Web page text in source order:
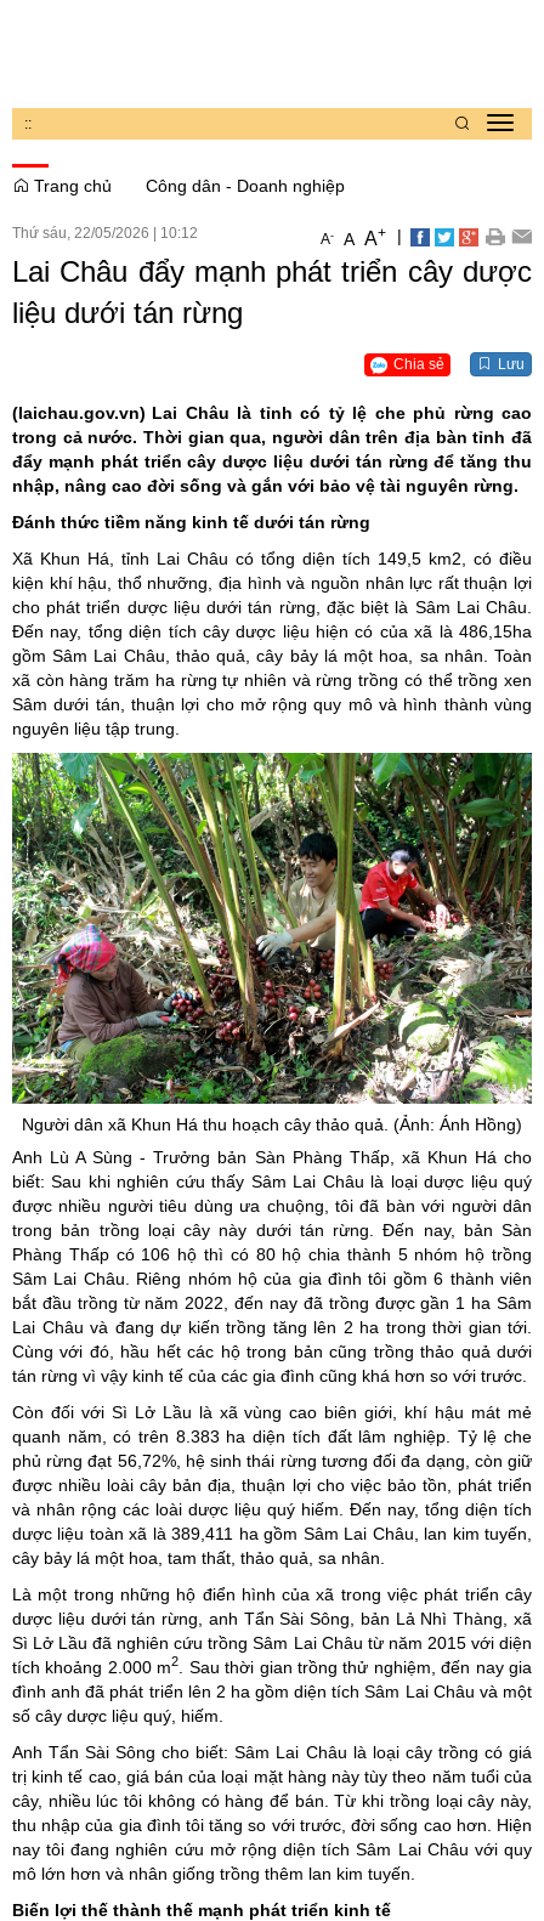
::
Trang chủ
Công dân - Doanh nghiệp
Thứ sáu, 22/05/2026 10:12 A- A A+ |
Lai Châu đẩy mạnh phát triển cây dược
liệu dưới tán rừng
Chia sẻ Lưu
(laichau.gov.vn) Lai Châu là tỉnh có tỷ lệ che phủ rừng cao
trong cả nước. Thời gian qua, người dân trên địa bàn tỉnh đã
đẩy mạnh phát triển cây dược liệu dưới tán rừng để tăng thu
nhập, nâng cao đời sống và gắn với bảo vệ tài nguyên rừng.
Đánh thức tiềm năng kinh tế dưới tán rừng
Xã Khun Há, tỉnh Lai Châu có tổng diện tích 149,5 km2, có điều
kiện khí hậu, thổ nhưỡng, địa hình và nguồn nhân lực rất thuận lợi
cho phát triển dược liệu dưới tán rừng, đặc biệt là Sâm Lai Châu.
Đến nay, tổng diện tích cây dược liệu hiện có của xã là 486,15ha
gồm Sâm Lai Châu, thảo quả, cây bảy lá một hoa, sa nhân. Toàn
xã còn hàng trăm ha rừng tự nhiên và rừng trồng có thể trồng xen
Sâm dưới tán, thuận lợi cho mở rộng quy mô và hình thành vùng
nguyên liệu tập trung.
Người dân xã Khun Há thu hoạch cây thảo quả. (Ảnh: Ánh Hồng)
Anh Lù A Sùng - Trưởng bản Sàn Phàng Thấp, xã Khun Há cho
biết: Sau khi nghiên cứu thấy Sâm Lai Châu là loại dược liệu quý
được nhiều người tiêu dùng ưa chuộng, tôi đã bàn với người dân
trong bản trồng loại cây này dưới tán rừng. Đến nay, bản Sàn
Phàng Thấp có 106 hộ thì có 80 hộ chia thành 5 nhóm hộ trồng
Sâm Lai Châu. Riêng nhóm hộ của gia đình tôi gồm 6 thành viên
bắt đầu trồng từ năm 2022, đến nay đã trồng được gần 1 ha Sâm
Lai Châu và đang dự kiến trồng tăng lên 2 ha trong thời gian tới.
Cùng với đó, hầu hết các hộ trong bản cũng trồng thảo quả dưới
tán rừng vì vậy kinh tế của các gia đình cũng khá hơn so với trước.
Còn đối với Sì Lở Lầu là xã vùng cao biên giới, khí hậu mát mẻ
quanh năm, có trên 8.383 ha diện tích đất lâm nghiệp. Tỷ lệ che
phủ rừng đạt 56,72%, hệ sinh thái rừng tương đối đa dạng, còn giữ
được nhiều loài cây bản địa, thuận lợi cho việc bảo tồn, phát triển
và nhân rộng các loài dược liệu quý hiếm. Đến nay, tổng diện tích
dược liệu toàn xã là 389,411 ha gồm Sâm Lai Châu, lan kim tuyến,
cây bảy lá một hoa, tam thất, thảo quả, sa nhân.
Là một trong những hộ điển hình của xã trong việc phát triển cây
dược liệu dưới tán rừng, anh Tẩn Sài Sông, bản Lả Nhì Thàng, xã
Sì Lở Lầu đã nghiên cứu trồng Sâm Lai Châu từ năm 2015 với diện
tích khoảng 2.000 m2
. Sau thời gian trồng thử nghiệm, đến nay gia
đình anh đã phát triển lên 2 ha gồm diện tích Sâm Lai Châu và một
số cây dược liệu quý, hiếm.
Anh Tẩn Sài Sông cho biết: Sâm Lai Châu là loại cây trồng có giá
trị kinh tế cao, giá bán của loại mặt hàng này tùy theo năm tuổi của
cây, nhiều lúc tôi không có hàng để bán. Từ khi trồng loại cây này,
thu nhập của gia đình tôi tăng so với trước, đời sống cao hơn. Hiện
nay tôi đang nghiên cứu mở rộng diện tích Sâm Lai Châu với quy
mô lớn hơn và nhân giống trồng thêm lan kim tuyến.
Biến lợi thế thành thế mạnh phát triển kinh tế